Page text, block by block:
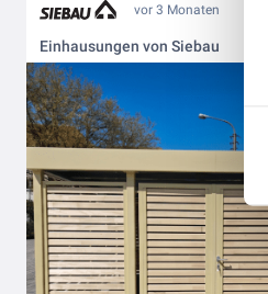
vor 3 Monaten
Einhausungen von Siebau